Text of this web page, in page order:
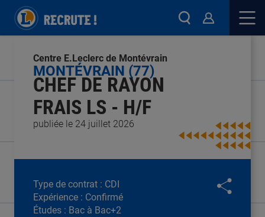
publiée le 24 juillet 2026
CHEF DE RAYON
FRAIS LS - H/F
MONTÉVRAIN (77)
Centre E.Leclerc de Montévrain
Type de contrat : CDI
Expérience : Confirmé
Études : Bac à Bac+2